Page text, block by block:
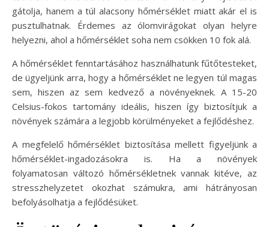
gátolja, hanem a túl alacsony hőmérséklet miatt akár el is
pusztulhatnak. Érdemes az ólomvirágokat olyan helyre
helyezni, ahol a hőmérséklet soha nem csökken 10 fok alá.
A hőmérséklet fenntartásához használhatunk fűtőtesteket,
de ügyeljünk arra, hogy a hőmérséklet ne legyen túl magas
sem, hiszen az sem kedvező a növényeknek. A 15-20
Celsius-fokos tartomány ideális, hiszen így biztosítjuk a
növények számára a legjobb körülményeket a fejlődéshez.
A megfelelő hőmérséklet biztosítása mellett figyeljünk a
hőmérséklet-ingadozásokra is. Ha a növények
folyamatosan változó hőmérsékletnek vannak kitéve, az
stresszhelyzetet okozhat számukra, ami hátrányosan
befolyásolhatja a fejlődésüket.